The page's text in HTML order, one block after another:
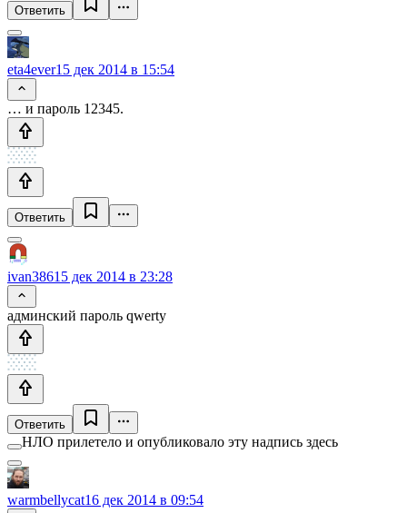
Ответить
eta4ever15 дек 2014 в 15:54
… и пароль 12345.
Ответить
ivan38615 дек 2014 в 23:28
админский пароль qwerty
Ответить
НЛО прилетело и опубликовало эту надпись здесь
warmbellycat16 дек 2014 в 09:54